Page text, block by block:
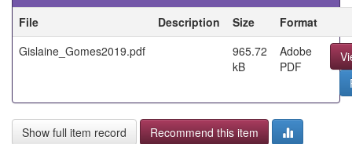
File
Description Size
Format
Gislaine_Gomes2019.pdf
965.72
kB
Adobe
PDF
Show full item record Recommend this item